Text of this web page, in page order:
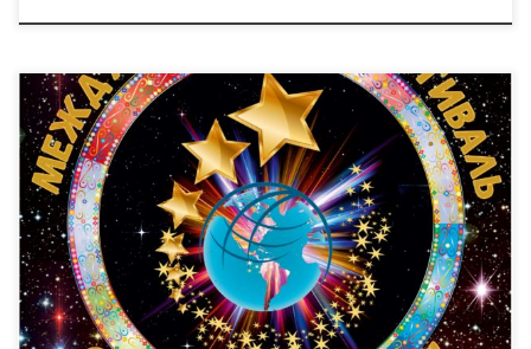
25 ноября в ДК “Знамя труда” состоится масштабное событие
– стартует Международный фестиваль Созвездие “Этно”!
Фестиваль проводится с целью межэтнического культурного
обмена, роста исполнительского мастерства творческих
коллективов и выявления талантливых исполнителей в
хореографическом искусстве, вокально-инструментальном
искусстве и театре национального костюма. Участниками
фестиваля станут самодеятельные коллективы и
исполнители учреждений культуры, учреждений […]